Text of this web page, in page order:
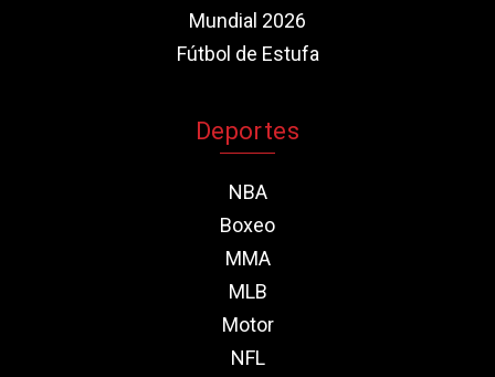
Mundial 2026
Fútbol de Estufa
Deportes
NBA
Boxeo
MMA
MLB
Motor
NFL